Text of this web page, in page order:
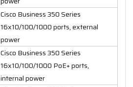
Cisco Business 350 Series
16x10/100/1000 ports, external
power
Cisco Business 350 Series
16x10/100/1000 PoE+ ports,
internal power